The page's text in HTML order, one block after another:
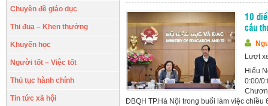
Chuyên đề giáo dục
Thi đua – Khen thưởng
Khuyến học
Người tốt – Việc tốt
Thủ tục hành chính
Tin tức xã hội
10
cầu
Lượt
Hiếu
0:00/
ĐBQH TP.Hà Nội trong buổi làm việc chiều